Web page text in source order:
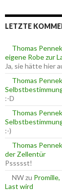
n
e
n
c
h
:
LETZTE
Thomas
eigene Robe zur
Ja, sie hätte hier
Thomas
:-D
Thomas
:-)
Thomas
der Zellentür
Pssssst!
NWzu
Last wird